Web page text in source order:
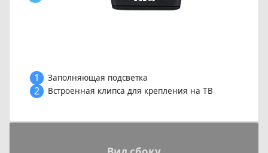
1 Заполняющая подсветка
2 Встроенная клипса для крепления на ТВ